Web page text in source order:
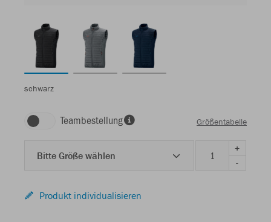
schwarz
Teambestellung Größentabelle
Bitte Größe wählen
+
-
Produkt individualisieren